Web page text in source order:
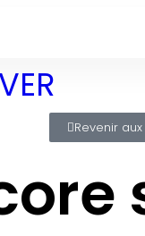
Revenir